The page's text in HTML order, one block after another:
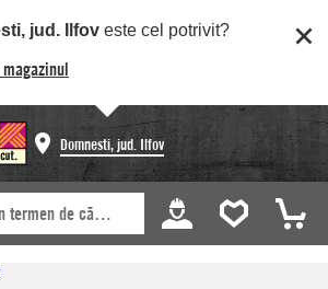
jud. Ilfov este cel potrivit?
Domnesti, jud. Ilfov